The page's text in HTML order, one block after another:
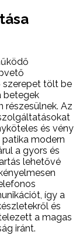
szerepet tölt be
betegek
részesülnek. Az
és vény
modern
a gyors és
lehetővé
így a
és
a magas
iránt.